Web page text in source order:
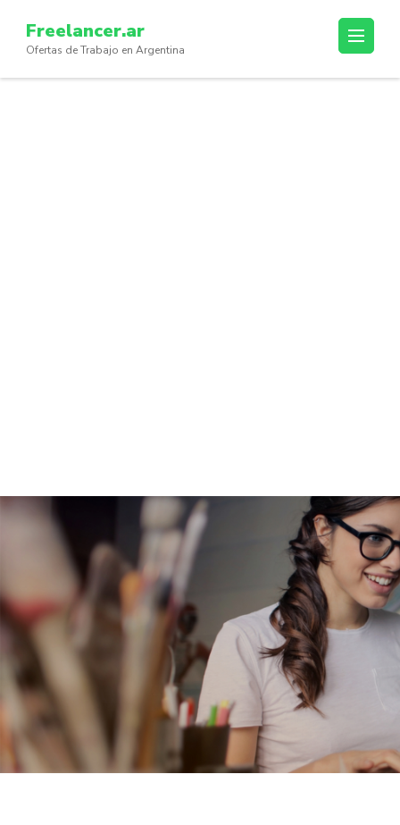
content
(Press
Freelancer.ar
Ofertas de Trabajo en Argentina